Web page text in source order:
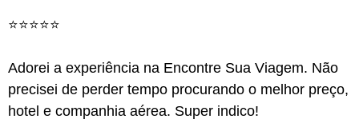
⭐️⭐️⭐️⭐️⭐️
Adorei a experiência na Encontre Sua Viagem. Não
precisei de perder tempo procurando o melhor preço,
hotel e companhia aérea. Super indico!